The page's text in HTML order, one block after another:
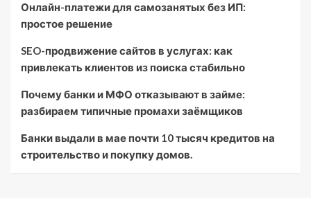
Онлайн-платежи для самозанятых без ИП:
простое решение
SEO-продвижение сайтов в услугах: как
привлекать клиентов из поиска стабильно
Почему банки и МФО отказывают в займе:
разбираем типичные промахи заёмщиков
Банки выдали в мае почти 10 тысяч кредитов на
строительство и покупку домов.